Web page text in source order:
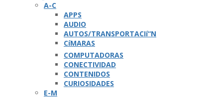
A-C
APPS
AUDIO
AUTOS/TRANSPORTACIí“N
CíMARAS
COMPUTADORAS
CONECTIVIDAD
CONTENIDOS
CURIOSIDADES
E-M